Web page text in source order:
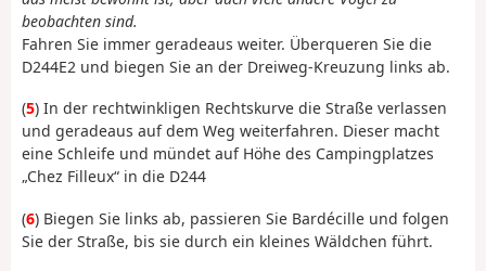
beobachten sind.
Fahren Sie immer geradeaus weiter. Überqueren Sie die
D244E2 und biegen Sie an der Dreiweg-Kreuzung links ab.
(5) In der rechtwinkligen Rechtskurve die Straße verlassen
und geradeaus auf dem Weg weiterfahren. Dieser macht
eine Schleife und mündet auf Höhe des Campingplatzes
„Chez Filleux“ in die D244
(6) Biegen Sie links ab, passieren Sie Bardécille und folgen
Sie der Straße, bis sie durch ein kleines Wäldchen führt.